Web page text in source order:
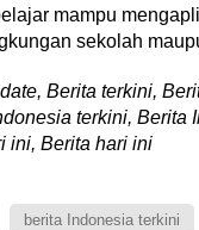
mampu
sekolah
Berita terkini,
terkini,
ini, Berita hari ini
berita Indonesia terkini